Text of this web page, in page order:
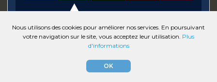
VOIR SUR LA CARTE
Nous utilisons des cookies pour améliorer nos services. En poursuivant
votre navigation sur le site, vous acceptez leur utilisation. Plus
d'informations
OK
agence SEO intégration de l'IA
,création de site web pas cher